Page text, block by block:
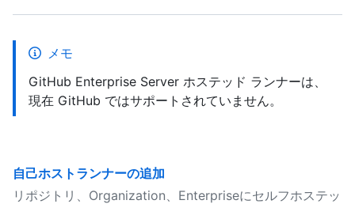
メモ
GitHub Enterprise Server ホステッド ランナーは、
現在 GitHub ではサポートされていません。
自己ホストランナーの追加
リポジトリ、Organization、Enterpriseにセルフホステッ